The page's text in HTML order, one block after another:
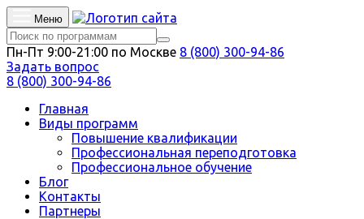
Меню
Пн-Пт 9:00-21:00 по Москве 8 (800) 300-94-86
Задать вопрос
8 (800) 300-94-86
Главная
Виды программ
Повышение квалификации
Профессиональная переподготовка
Профессиональное обучение
Блог
Контакты
Партнеры